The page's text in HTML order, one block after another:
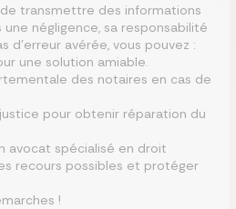
de transmettre des informations
négligence, sa responsabilité
d’erreur avérée, vous pouvez :
une solution amiable.
des notaires en cas de
pour obtenir réparation du
avocat spécialisé en droit
recours possibles et protéger
!